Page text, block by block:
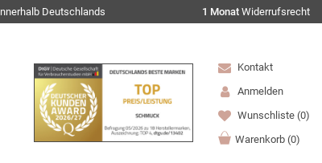
Deutschlands 1 Monat Widerrufsrecht
Kontakt
Anmelden
Wunschliste (0)
Warenkorb (0)